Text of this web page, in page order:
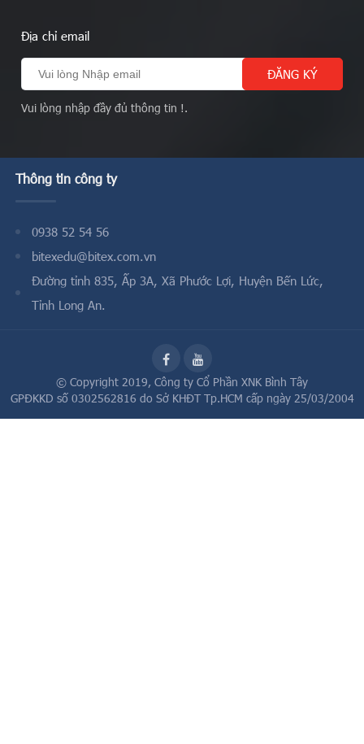
Địa chỉ email
Vui lòng nhập đầy đủ thông tin !.
Thông tin công ty
0938 52 54 56
bitexedu@bitex.com.vn
Đường tỉnh 835, Ấp 3A, Xã Phước Lợi, Huyện Bến Lức,
Tỉnh Long An.
© Copyright 2019, Công ty Cổ Phần XNK Bình Tây
GPĐKKD số 0302562816 do Sở KHĐT Tp.HCM cấp ngày 25/03/2004